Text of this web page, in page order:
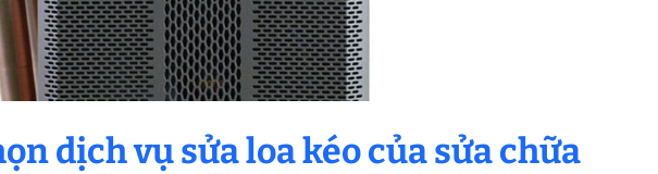
dịch vụ sửa loa kéo của sửa chữa